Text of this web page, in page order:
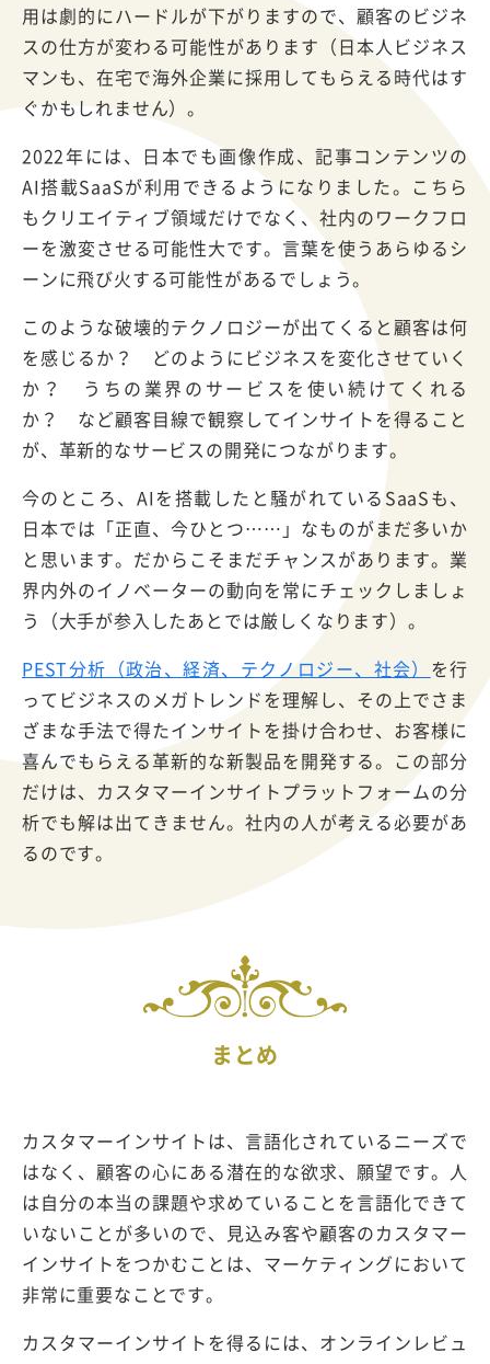
用は劇的にハードルが下がりますので、顧客のビジネ
スの仕方が変わる可能性があります（日本人ビジネス
マンも、在宅で海外企業に採用してもらえる時代はす
ぐかもしれません）。
2022年には、日本でも画像作成、記事コンテンツの
AI搭載SaaSが利用できるようになりました。こちら
もクリエイティブ領域だけでなく、社内のワークフロ
ーを激変させる可能性大です。言葉を使うあらゆるシ
ーンに飛び火する可能性があるでしょう。
このような破壊的テクノロジーが出てくると顧客は何
を感じるか？ どのようにビジネスを変化させていく
か？ うちの業界のサービスを使い続けてくれる
か？ など顧客目線で観察してインサイトを得ること
が、革新的なサービスの開発につながります。
今のところ、AIを搭載したと騒がれているSaaSも、
日本では「正直、今ひとつ……」なものがまだ多いか
と思います。だからこそまだチャンスがあります。業
界内外のイノベーターの動向を常にチェックしましょ
う（大手が参入したあとでは厳しくなります）。
PEST分析（政治、経済、テクノロジー、社会） を行
ってビジネスのメガトレンドを理解し、その上でさま
ざまな手法で得たインサイトを掛け合わせ、お客様に
喜んでもらえる革新的な新製品を開発する。この部分
だけは、カスタマーインサイトプラットフォームの分
析でも解は出てきません。社内の人が考える必要があ
るのです。
まとめ
カスタマーインサイトは、言語化されているニーズで
はなく、顧客の心にある潜在的な欲求、願望です。人
は自分の本当の課題や求めていることを言語化できて
いないことが多いので、見込み客や顧客のカスタマー
インサイトをつかむことは、マーケティングにおいて
非常に重要なことです。
カスタマーインサイトを得るには、オンラインレビュ